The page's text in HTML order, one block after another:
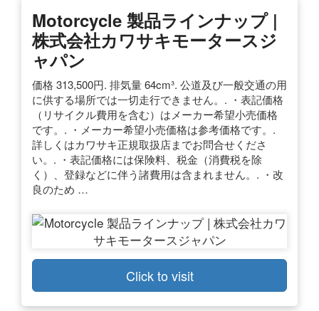
Motorcycle 製品ラインナップ |
株式会社カワサキモータースジ
ャパン
価格 313,500円. 排気量 64cm³. 公道及び一般交通の用
に供する場所では一切走行できません。. ・表記価格
（リサイクル費用を含む）はメーカー希望小売価格
です。. ・メーカー希望小売価格は参考価格です。.
詳しくはカワサキ正規取扱店までお問合せくださ
い。. ・表記価格には保険料、税金（消費税を除
く）、登録などに伴う諸費用は含まれません。. ・改
良のため …
Click to visit